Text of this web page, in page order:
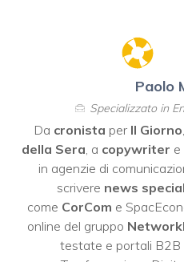
Paolo
Specializzato in
Da cronista per Il Giorno
della Sera , a copywriter e
in agenzie di
scrivere news
come CorCom e
online del gruppo
testate e portali B2B